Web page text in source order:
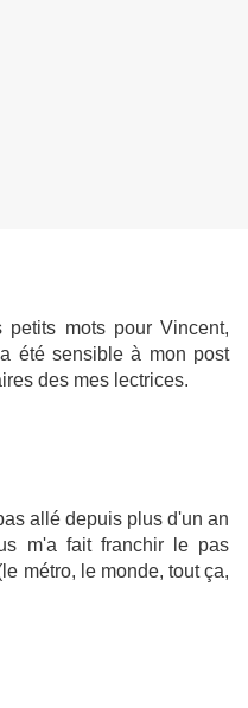
petits mots pour Vincent,
été sensible à mon post
des mes lectrices.
allé depuis plus d'un an
m'a fait franchir le pas
métro, le monde, tout ça,